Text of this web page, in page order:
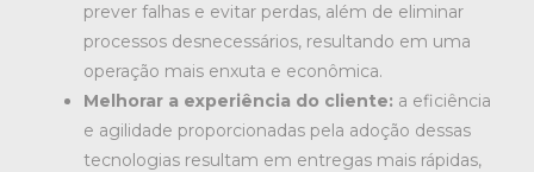
prever falhas e evitar perdas, além de eliminar
processos desnecessários, resultando em uma
operação mais enxuta e econômica.
Melhorar a experiência do cliente: a eficiência
e agilidade proporcionadas pela adoção dessas
tecnologias resultam em entregas mais rápidas,